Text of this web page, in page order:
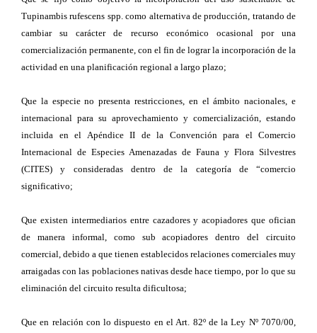
Tupinambis rufescens spp. como alternativa de producción, tratando de
cambiar su carácter de recurso económico ocasional por una
comercialización permanente, con el fin de lograr la incorporación de la
actividad en una planificación regional a largo plazo;
Que la especie no presenta restricciones, en el ámbito nacionales, e
internacional para su aprovechamiento y comercialización, estando
incluida en el Apéndice II de la Convención para el Comercio
Internacional de Especies Amenazadas de Fauna y Flora Silvestres
(CITES) y consideradas dentro de la categoría de “comercio
significativo;
Que existen intermediarios entre cazadores y acopiadores que ofician
de manera informal, como sub acopiadores dentro del circuito
comercial, debido a que tienen establecidos relaciones comerciales muy
arraigadas con las poblaciones nativas desde hace tiempo, por lo que su
eliminación del circuito resulta dificultosa;
Que en relación con lo dispuesto en el Art. 82º de la Ley Nº 7070/00,